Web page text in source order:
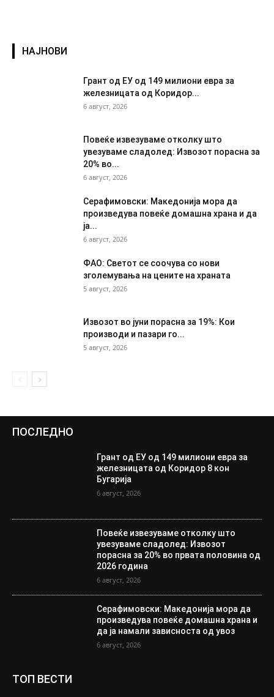
НАЈНОВИ
Грант од ЕУ од 149 милиони евра за
железницата од Коридор...
6 август, 2026
Повеќе извезуваме отколку што
увезуваме сладолед: Извозот порасна за
20% во...
6 август, 2026
Серафимовски: Македонија мора да
произведува повеќе домашна храна и да
ја...
6 август, 2026
ФАО: Светот се соочува со нови
зголемувања на цените на храната
5 август, 2026
Извозот во јуни порасна за 19%: Кои
производи и пазари го...
5 август, 2026
ПОСЛЕДНО
Грант од ЕУ од 149 милиони евра за
железницата од Коридор 8 кон
Бугарија
6 август, 2026
Повеќе извезуваме отколку што
увезуваме сладолед: Извозот
порасна за 20% во првата половина од
2026 година
6 август, 2026
Серафимовски: Македонија мора да
произведува повеќе домашна храна и
да ја намали зависноста од увоз
6 август, 2026
ТОП ВЕСТИ